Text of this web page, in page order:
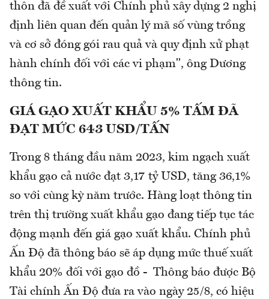
thôn đã đề xuất với Chính phủ xây dựng 2 nghị
định liên quan đến quản lý mã số vùng trồng
và cơ sở đóng gói rau quả và quy định xử phạt
hành chính đối với các vi phạm", ông Dương
thông tin.
GIÁ GẠO XUẤT KHẨU 5% TẤM ĐÃ
ĐẠT MỨC 643 USD/TẤN
Trong 8 tháng đầu năm 2023, kim ngạch xuất
khẩu gạo cả nước đạt 3,17 tỷ USD, tăng 36,1%
so với cùng kỳ năm trước. Hàng loạt thông tin
trên thị trường xuất khẩu gạo đang tiếp tục tác
động mạnh đến giá gạo xuất khẩu. Chính phủ
Ấn Độ đã thông báo sẽ áp dụng mức thuế xuất
khẩu 20% đối với gạo đồ - Thông báo được Bộ
Tài chính Ấn Độ đưa ra vào ngày 25/8, có hiệu